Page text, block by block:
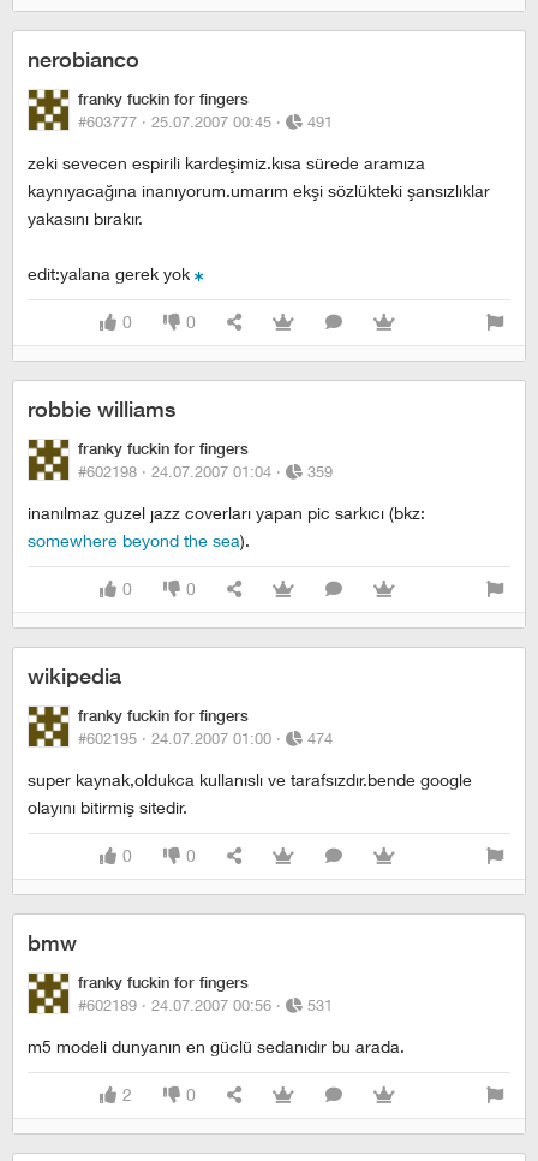
nerobianco
franky fuckin for fingers
#603777 · 25.07.2007 00:45 · 491
zeki sevecen espirili kardeşimiz.kısa sürede aramıza
kaynıyacağına inanıyorum.umarım ekşi sözlükteki şansızlıklar
yakasını bırakır.
edit:yalana gerek yok
0 0
robbie williams
franky fuckin for fingers
#602198 · 24.07.2007 01:04 · 359
inanılmaz guzel jazz coverları yapan pic sarkıcı (bkz:
somewhere beyond the sea).
0 0
wikipedia
franky fuckin for fingers
#602195 · 24.07.2007 01:00 · 474
super kaynak,oldukca kullanıslı ve tarafsızdır.bende google
olayını bitirmiş sitedir.
0 0
bmw
franky fuckin for fingers
#602189 · 24.07.2007 00:56 · 531
m5 modeli dunyanın en güclü sedanıdır bu arada.
2 0